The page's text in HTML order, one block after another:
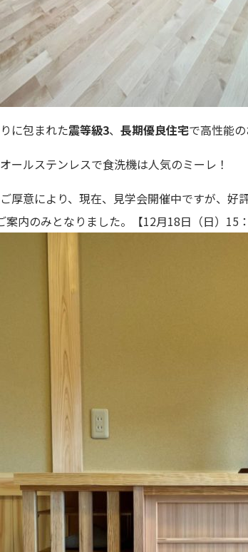
に包まれた震等級3、 長期優良住宅で高性能の
ールステンレスで食洗機は人気のミーレ！
厚意により、現在、見学会開催中ですが、好評
案内のみとなりました。【12月18日（日）15